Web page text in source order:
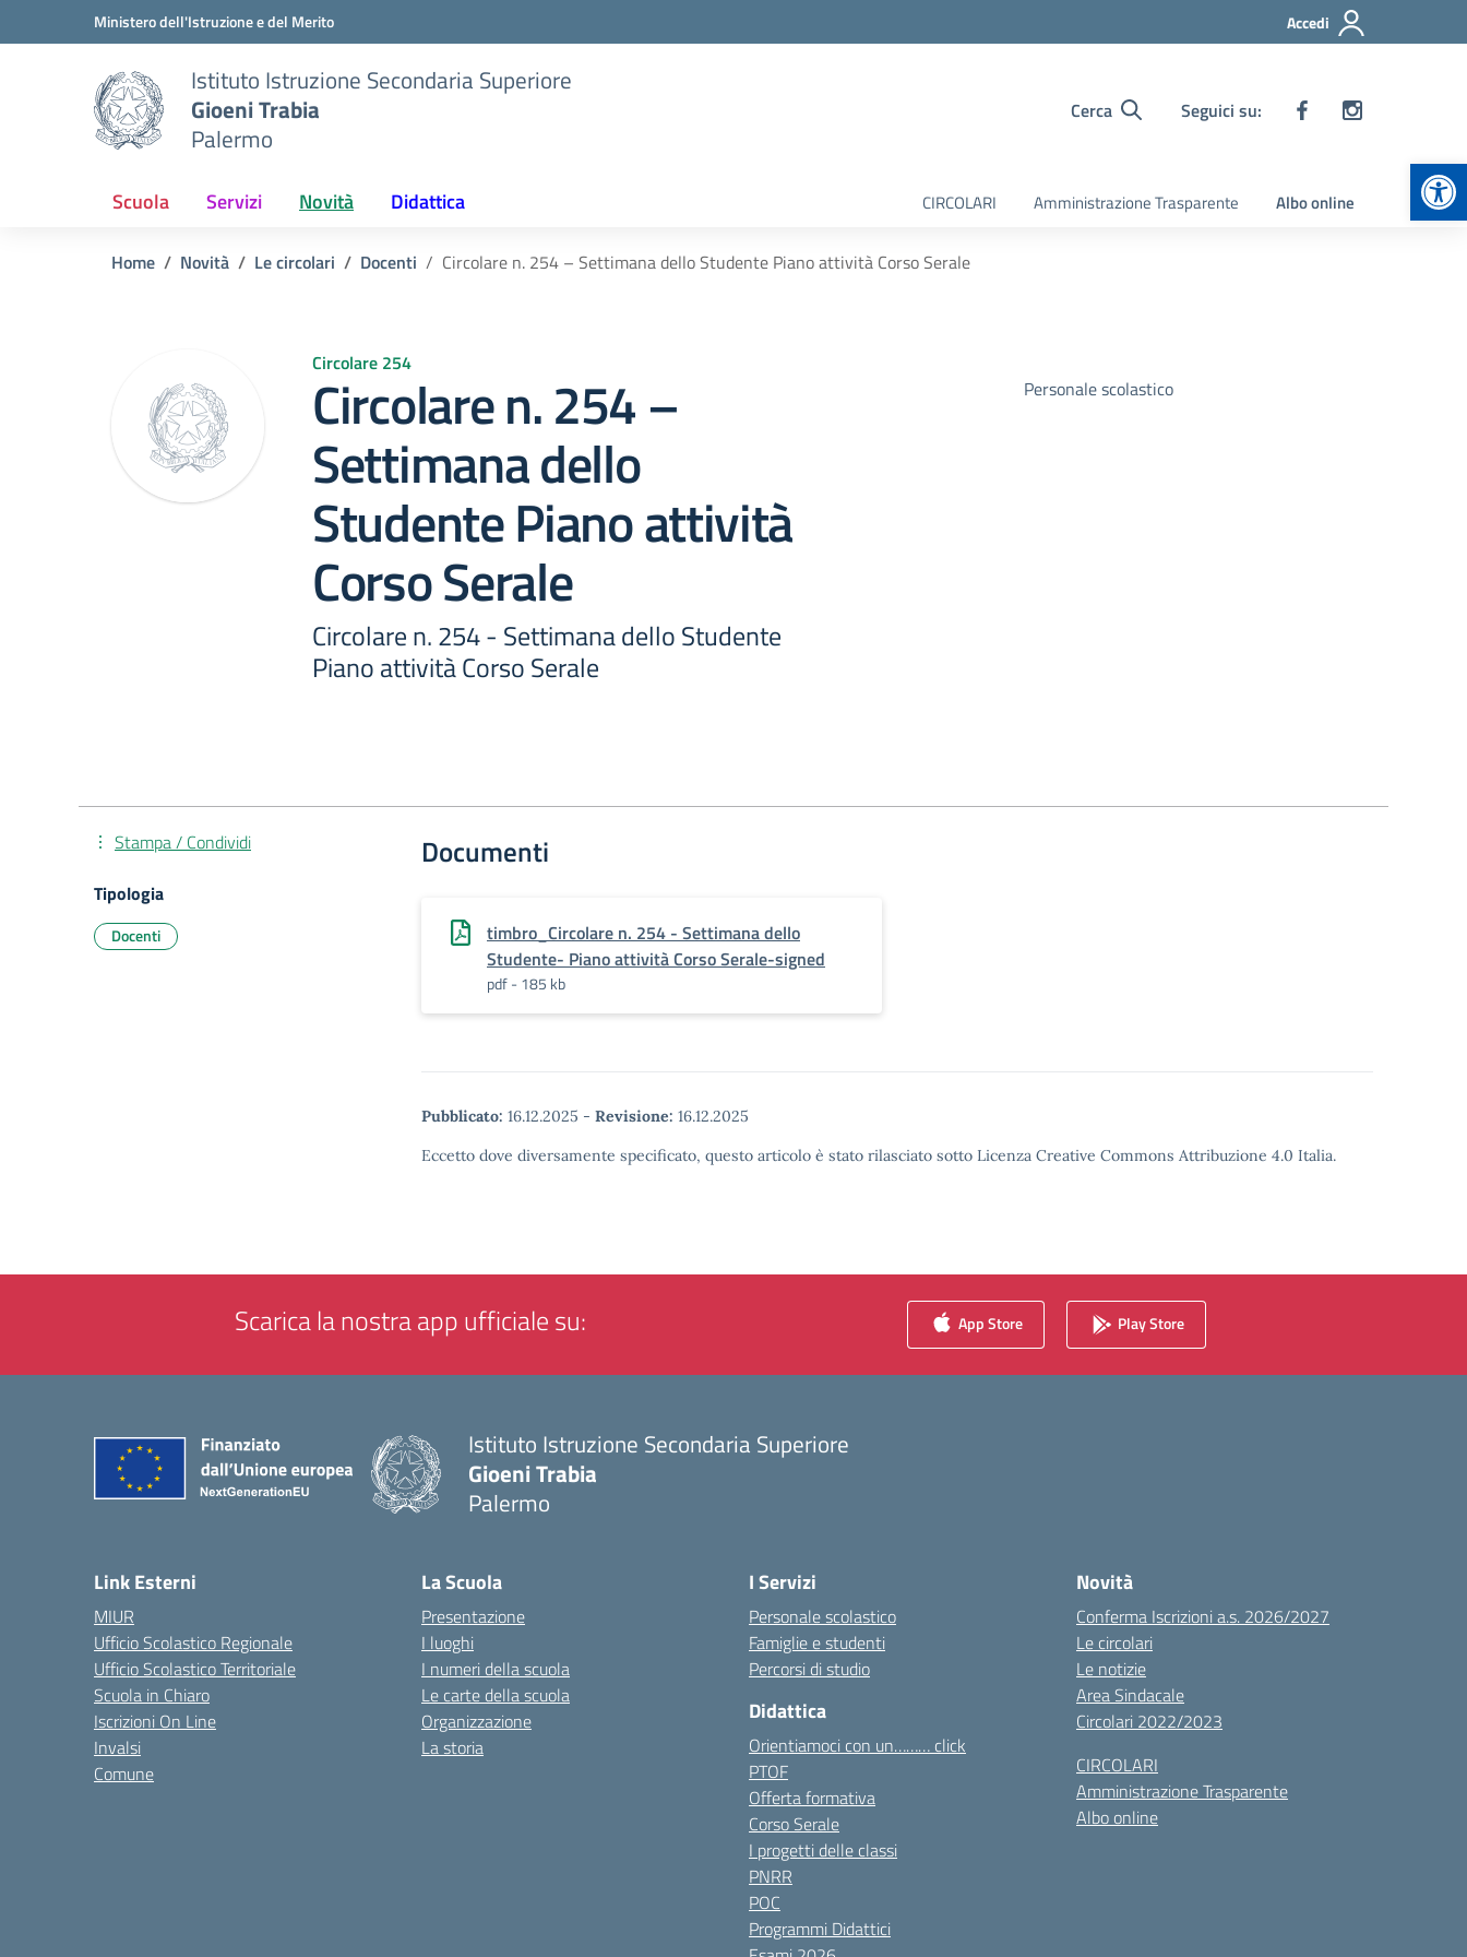
Vai ai contenuti
Vai al menu di navigazioneMinistero dell'Istruzione e del Merito Accedi
Istituto Istruzione Secondaria Superiore
Gioeni Trabia
Palermo
Cerca Seguici su:
Scuola Servizi Novità Didattica CIRCOLARI Amministrazione Trasparente Albo online
Home Novità Le circolari Docenti Circolare n. 254 – Settimana dello Studente Piano attività Corso Serale
Circolare 254
Circolare n. 254 –
Settimana dello
Studente Piano attività
Corso Serale
Circolare n. 254 - Settimana dello Studente
Piano attività Corso Serale
Personale scolastico
Documenti
timbro_Circolare n. 254 - Settimana dello
Studente- Piano attività Corso Serale-signed
pdf - 185 kb
Pubblicato: 16.12.2025 - Revisione: 16.12.2025
Eccetto dove diversamente specificato, questo articolo è stato rilasciato sotto Licenza Creative Commons Attribuzione 4.0 Italia.
Stampa / Condividi
Tipologia
Docenti
Scarica la nostra app ufficiale su: App Store Play Store
Istituto Istruzione Secondaria Superiore
Gioeni Trabia
Palermo
Link Esterni
MIUR
Ufficio Scolastico Regionale
Ufficio Scolastico Territoriale
Scuola in Chiaro
Iscrizioni On Line
Invalsi
Comune
La Scuola
Presentazione
I luoghi
I numeri della scuola
Le carte della scuola
Organizzazione
La storia
I Servizi
Personale scolastico
Famiglie e studenti
Percorsi di studio
Didattica
Orientiamoci con un……… click
PTOF
Offerta formativa
Corso Serale
I progetti delle classi
PNRR
POC
Programmi Didattici
Novità
Conferma Iscrizioni a.s. 2026/2027
Le circolari
Le notizie
Area Sindacale
Circolari 2022/2023
CIRCOLARI
Amministrazione Trasparente
Albo online